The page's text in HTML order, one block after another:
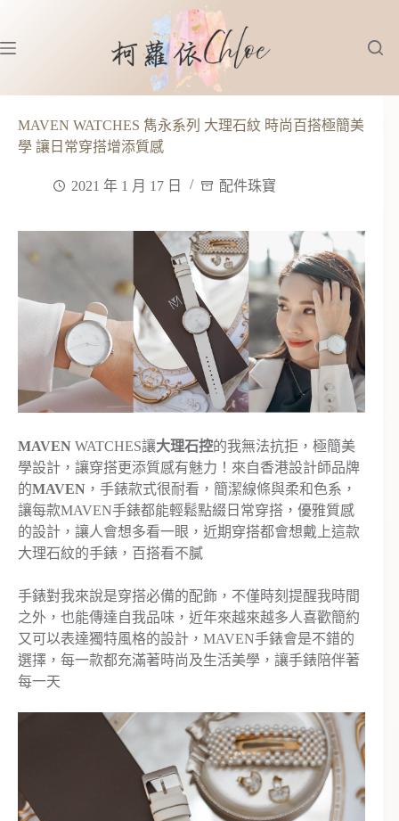
主
內
MAVEN WATCHES 雋永系列 大理石紋 時尚百搭極簡美
學 讓日常穿搭增添質感
2021 年 1 月 17 日 配件珠寶
MAVEN WATCHES讓大理石控的我無法抗拒，極簡美
學設計，讓穿搭更添質感有魅力！來自香港設計師品牌
的MAVEN ，手錶款式很耐看，簡潔線條與柔和色系，
讓每款MAVEN手錶都能輕鬆點綴日常穿搭，優雅質感
的設計，讓人會想多看一眼，近期穿搭都會想戴上這款
大理石紋的手錶，百搭看不膩
手錶對我來說是穿搭必備的配飾，不僅時刻提醒我時間
之外，也能傳達自我品味，近年來越來越多人喜歡簡約
又可以表達獨特風格的設計，MAVEN手錶會是不錯的
選擇，每一款都充滿著時尚及生活美學，讓手錶陪伴著
每一天